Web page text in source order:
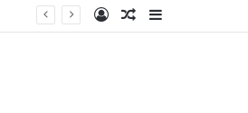
Sidebar
Random
Log